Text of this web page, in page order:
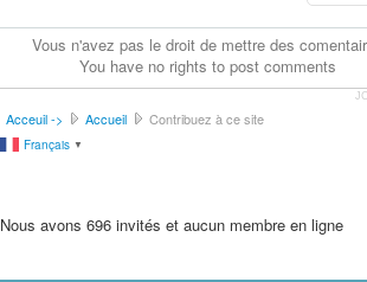
Vous n'avez pas le droit de mettre des
You have no rights to post comments
Acceuil -> Accueil Contribuez à ce site
Français ▼
Nous avons 696 invités et aucun membre en ligne